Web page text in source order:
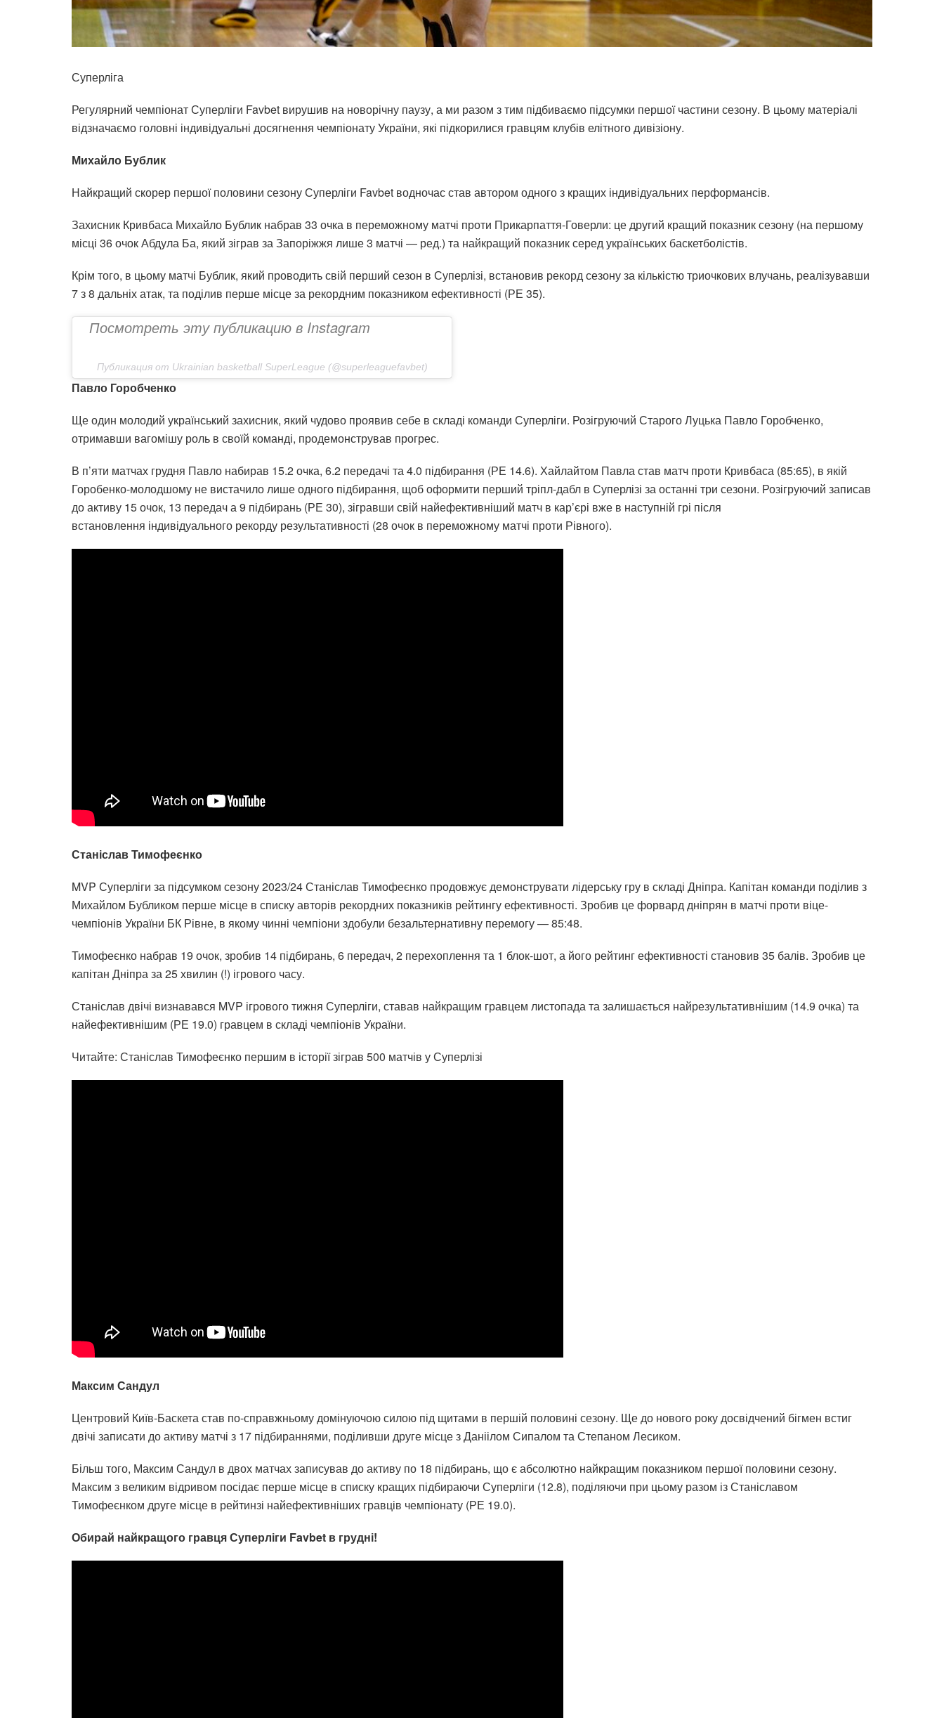
Суперліга
Регулярний чемпіонат Суперліги Favbet вирушив на новорічну паузу, а ми разом з тим підбиваємо підсумки першої частини сезону. В цьому матеріалі
відзначаємо головні індивідуальні досягнення чемпіонату України, які підкорилися гравцям клубів елітного дивізіону.
Михайло Бублик
Найкращий скорер першої половини сезону Суперліги Favbet водночас став автором одного з кращих індивідуальних перформансів.
Захисник Кривбаса Михайло Бублик набрав 33 очка в переможному матчі проти Прикарпаття-Говерли: це другий кращий показник сезону (на першому
місці 36 очок Абдула Ба, який зіграв за Запоріжжя лише 3 матчі — ред.) та найкращий показник серед українських баскетболістів.
Крім того, в цьому матчі Бублик, який проводить свій перший сезон в Суперлізі, встановив рекорд сезону за кількістю триочкових влучань, реалізувавши
7 з 8 дальніх атак, та поділив перше місце за рекордним показником ефективності (РЕ 35).
Посмотреть эту публикацию в Instagram
Публикация от Ukrainian basketball SuperLeague (@superleaguefavbet)
Павло Горобченко
Ще один молодий український захисник, який чудово проявив себе в складі команди Суперліги. Розігруючий Старого Луцька Павло Горобченко,
отримавши вагомішу роль в своїй команді, продемонстрував прогрес.
В п’яти матчах грудня Павло набирав 15.2 очка, 6.2 передачі та 4.0 підбирання (РЕ 14.6). Хайлайтом Павла став матч проти Кривбаса (85:65), в якій
Горобенко-молодшому не вистачило лише одного підбирання, щоб оформити перший тріпл-дабл в Суперлізі за останні три сезони. Розігруючий записав
до активу 15 очок, 13 передач а 9 підбирань (РЕ 30), зігравши свій найефективніший матч в кар’єрі вже в наступній грі після
встановлення індивідуального рекорду результативності (28 очок в переможному матчі проти Рівного).
Станіслав Тимофеєнко
MVP Суперліги за підсумком сезону 2023/24 Станіслав Тимофеєнко продовжує демонструвати лідерську гру в складі Дніпра. Капітан команди поділив з
Михайлом Бубликом перше місце в списку авторів рекордних показників рейтингу ефективності. Зробив це форвард дніпрян в матчі проти віце-
чемпіонів України БК Рівне, в якому чинні чемпіони здобули безальтернативну перемогу — 85:48.
Тимофеєнко набрав 19 очок, зробив 14 підбирань, 6 передач, 2 перехоплення та 1 блок-шот, а його рейтинг ефективності становив 35 балів. Зробив це
капітан Дніпра за 25 хвилин (!) ігрового часу.
Станіслав двічі визнавався MVP ігрового тижня Суперліги, ставав найкращим гравцем листопада та залишається найрезультативнішим (14.9 очка) та
найефективнішим (РЕ 19.0) гравцем в складі чемпіонів України.
Читайте: Станіслав Тимофеєнко першим в історії зіграв 500 матчів у Суперлізі
Максим Сандул
Центровий Київ-Баскета став по-справжньому домінуючою силою під щитами в першій половині сезону. Ще до нового року досвідчений бігмен встиг
двічі записати до активу матчі з 17 підбираннями, поділивши друге місце з Даніілом Сипалом та Степаном Лесиком.
Більш того, Максим Сандул в двох матчах записував до активу по 18 підбирань, що є абсолютно найкращим показником першої половини сезону.
Максим з великим відривом посідає перше місце в списку кращих підбираючи Суперліги (12.8), поділяючи при цьому разом із Станіславом
Тимофеєнком друге місце в рейтинзі найефективніших гравців чемпіонату (РЕ 19.0).
Обирай найкращого гравця Суперліги Favbet в грудні!